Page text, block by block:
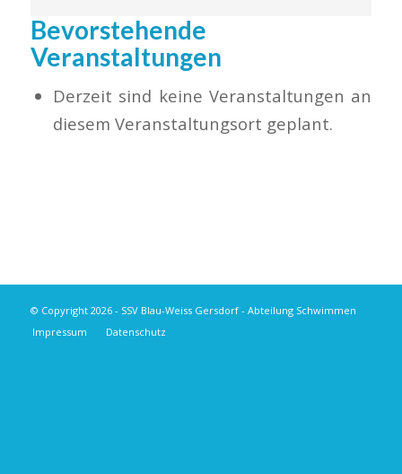
Bevorstehende
Veranstaltungen
Derzeit sind keine Veranstaltungen an
diesem Veranstaltungsort geplant.
© Copyright 2026 - SSV Blau-Weiss Gersdorf - Abteilung Schwimmen
Impressum
Datenschutz